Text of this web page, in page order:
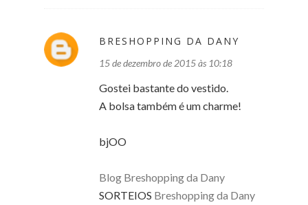
BRESHOPPING DA DANY
15 de dezembro de 2015 às 10:18
Gostei bastante do vestido.
A bolsa também é um charme!
bjOO
Blog Breshopping da Dany
SORTEIOS Breshopping da Dany